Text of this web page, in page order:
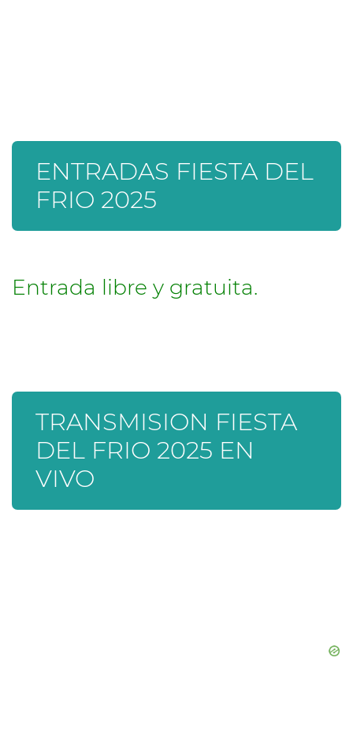
ENTRADAS FIESTA DEL
FRIO 2025
Entrada libre y gratuita.
TRANSMISION FIESTA
DEL FRIO 2025 EN
VIVO